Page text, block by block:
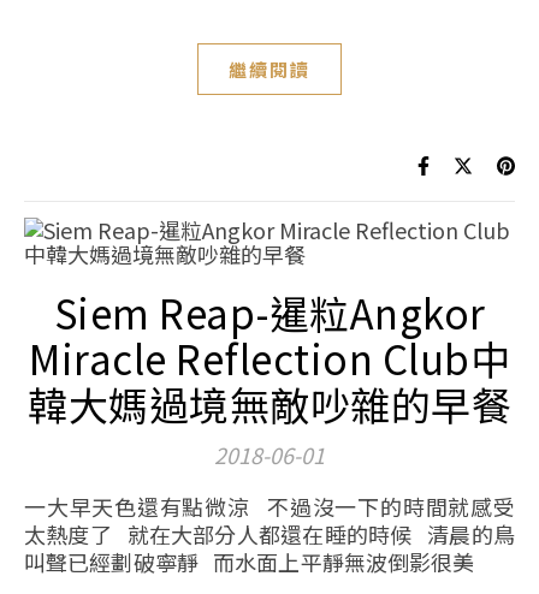
繼續閱讀
Siem Reap-暹粒Angkor
Miracle Reflection Club中
韓大媽過境無敵吵雜的早餐
2018-06-01
一大早天色還有點微涼 不過沒一下的時間就感受
太熱度了 就在大部分人都還在睡的時候 清晨的鳥
叫聲已經劃破寧靜 而水面上平靜無波倒影很美